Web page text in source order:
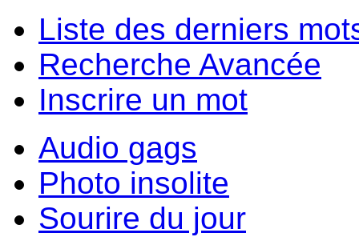
Liste des derniers
Recherche Avancée
Inscrire un mot
Audio gags
Photo insolite
Sourire du jour